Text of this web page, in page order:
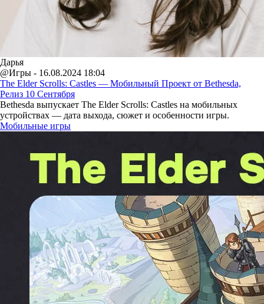
Дарья
@Игры - 16.08.2024 18:04
The Elder Scrolls: Castles — Мобильный Проект от Bethesda,
Релиз 10 Сентября
Bethesda выпускает The Elder Scrolls: Castles на мобильных
устройствах — дата выхода, сюжет и особенности игры.
Мобильные игры